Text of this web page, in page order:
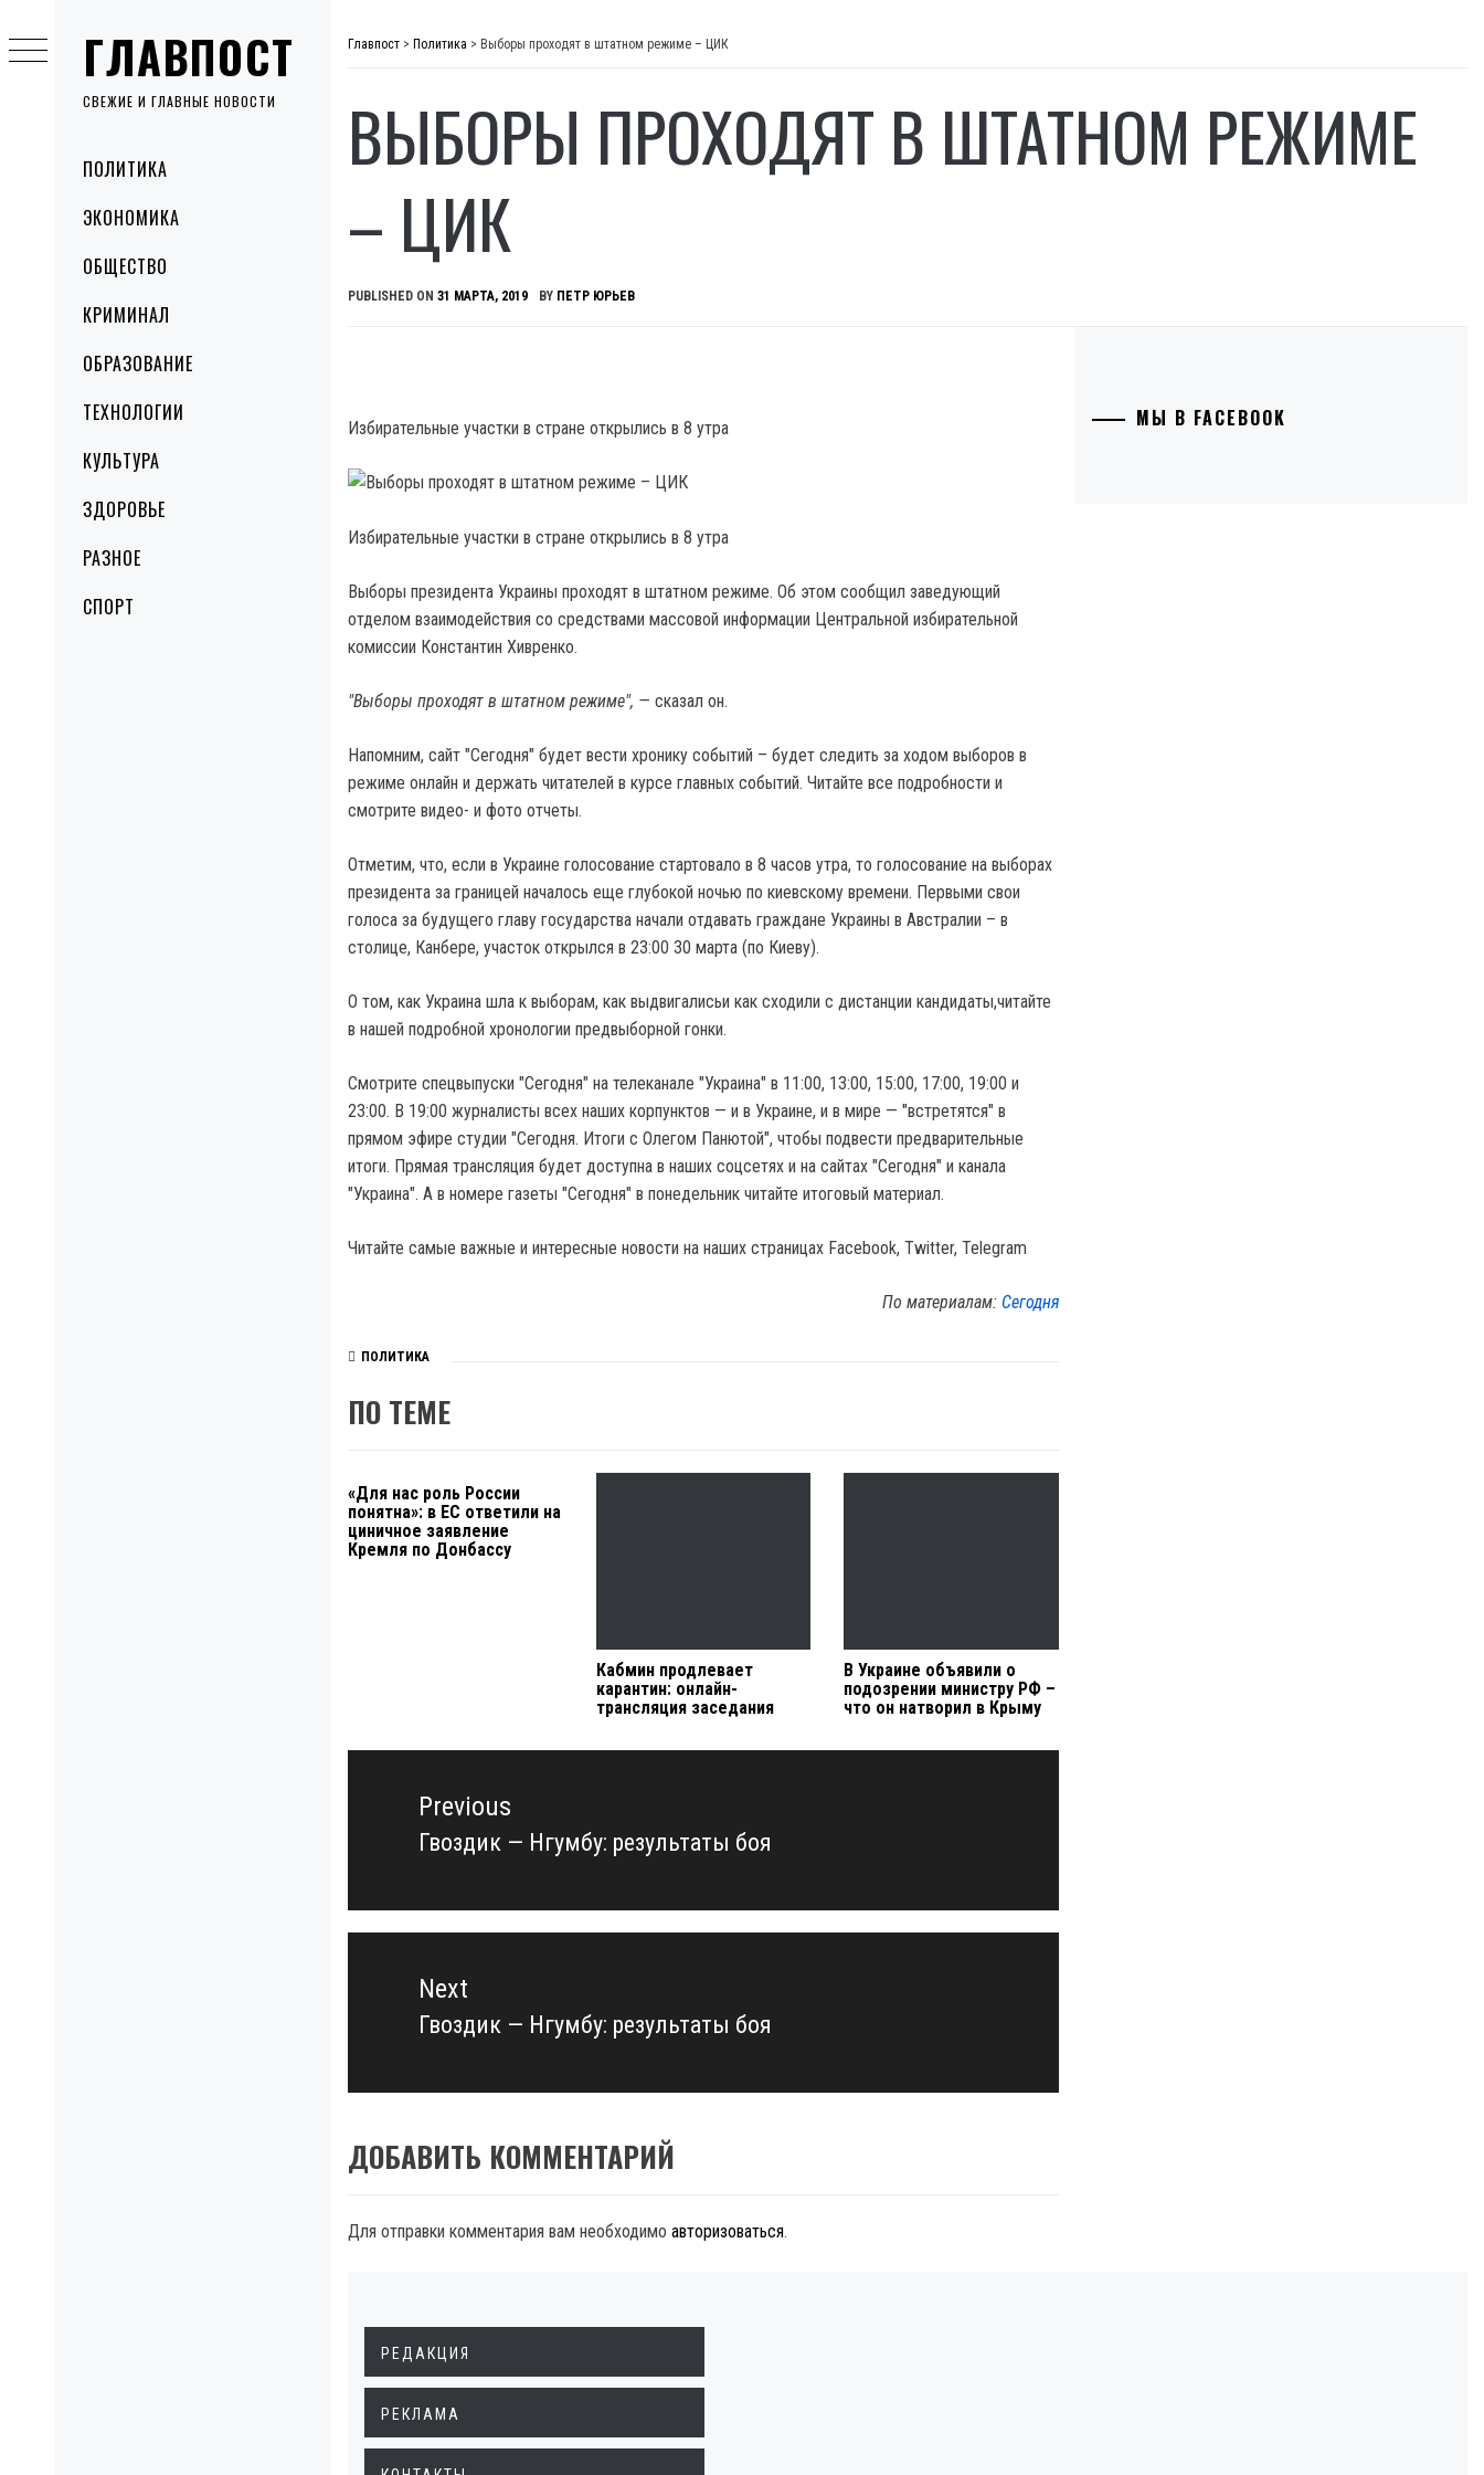
ГЛАВПОСТ
СВЕЖИЕ И ГЛАВНЫЕ НОВОСТИ
MenuПОЛИТИКА
ЭКОНОМИКА
ОБЩЕСТВО
КРИМИНАЛ
ОБРАЗОВАНИЕ
ТЕХНОЛОГИИ
КУЛЬТУРА
ЗДОРОВЬЕ
РАЗНОЕ
СПОРТ
to
content
Главпост > Политика > Выборы проходят в штатном режиме – ЦИК
ВЫБОРЫ ПРОХОДЯТ В ШТАТНОМ РЕЖИМЕ
– ЦИК
PUBLISHED ON 31 МАРТА, 2019 BY ПЕТР ЮРЬЕВ
Избирательные участки в стране открылись в 8 утра
Избирательные участки в стране открылись в 8 утра
Выборы президента Украины проходят в штатном режиме. Об этом сообщил заведующий
отделом взаимодействия со средствами массовой информации Центральной избирательной
комиссии Константин Хивренко.
"Выборы проходят в штатном режиме", — сказал он.
Напомним, сайт "Сегодня" будет вести хронику событий – будет следить за ходом выборов в
режиме онлайн и держать читателей в курсе главных событий. Читайте все подробности и
смотрите видео- и фото отчеты.
Отметим, что, если в Украине голосование стартовало в 8 часов утра, то голосование на выборах
президента за границей началось еще глубокой ночью по киевскому времени. Первыми свои
голоса за будущего главу государства начали отдавать граждане Украины в Австралии – в
столице, Канбере, участок открылся в 23:00 30 марта (по Киеву).
О том, как Украина шла к выборам, как выдвигалисьи как сходили с дистанции кандидаты,читайте
в нашей подробной хронологии предвыборной гонки.
Смотрите спецвыпуски "Сегодня" на телеканале "Украина" в 11:00, 13:00, 15:00, 17:00, 19:00 и
23:00. В 19:00 журналисты всех наших корпунктов — и в Украине, и в мире — "встретятся" в
прямом эфире студии "Сегодня. Итоги с Олегом Панютой", чтобы подвести предварительные
итоги. Прямая трансляция будет доступна в наших соцсетях и на сайтах "Сегодня" и канала
"Украина". А в номере газеты "Сегодня" в понедельник читайте итоговый материал.
Читайте самые важные и интересные новости на наших страницах Facebook, Twitter, Telegram
По материалам: Сегодня
ПОЛИТИКА
ПО ТЕМЕ
«Для нас роль России
понятна»: в ЕС ответили на
циничное заявление
Кремля по Донбассу
Кабмин продлевает
карантин: онлайн-
трансляция заседания
В Украине объявили о
подозрении министру РФ –
что он натворил в Крыму
Навигация
записямPrevious
Previous
Гвоздик — Нгумбу: результаты боя
Next
Next
Гвоздик — Нгумбу: результаты боя
ДОБАВИТЬ КОММЕНТАРИЙ
Для отправки комментария вам необходимо авторизоваться.
МЫ В FACEBOOK
РЕДАКЦИЯ
РЕКЛАМА